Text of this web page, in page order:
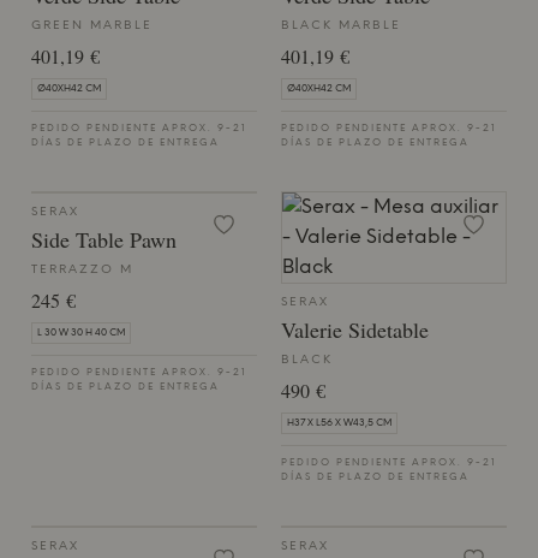
GREEN MARBLE
401,19 €
Ø40XH42 CM
PEDIDO PENDIENTE APROX. 9-21
DÍAS DE PLAZO DE ENTREGA
BLACK MARBLE
401,19 €
Ø40XH42 CM
PEDIDO PENDIENTE APROX. 9-21
DÍAS DE PLAZO DE ENTREGA
SERAX
Side Table Pawn
TERRAZZO M
245 €
L 30 W 30 H 40 CM
PEDIDO PENDIENTE APROX. 9-21
DÍAS DE PLAZO DE ENTREGA
SERAX
Valerie Sidetable
BLACK
490 €
H37 X L56 X W43,5 CM
PEDIDO PENDIENTE APROX. 9-21
DÍAS DE PLAZO DE ENTREGA
SERAX SERAX